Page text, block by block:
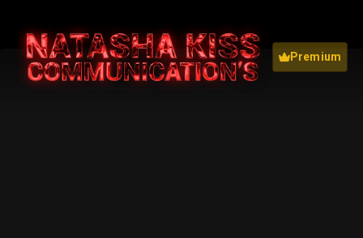
Premium